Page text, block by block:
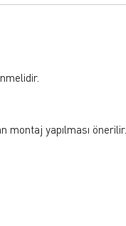
montaj yapılması önerilir.